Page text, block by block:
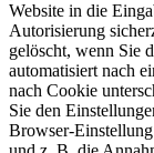
Website in die
Autorisierung
gelöscht, wenn Sie
automatisiert nach
nach Cookie
Sie den
Browser-